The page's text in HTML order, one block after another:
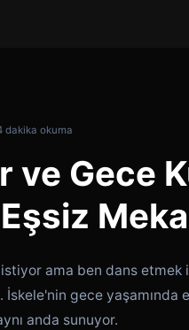
dakika okuma
ve Gece
ama ben dans etmek
. İskele'nin gece
anda sunuyor.